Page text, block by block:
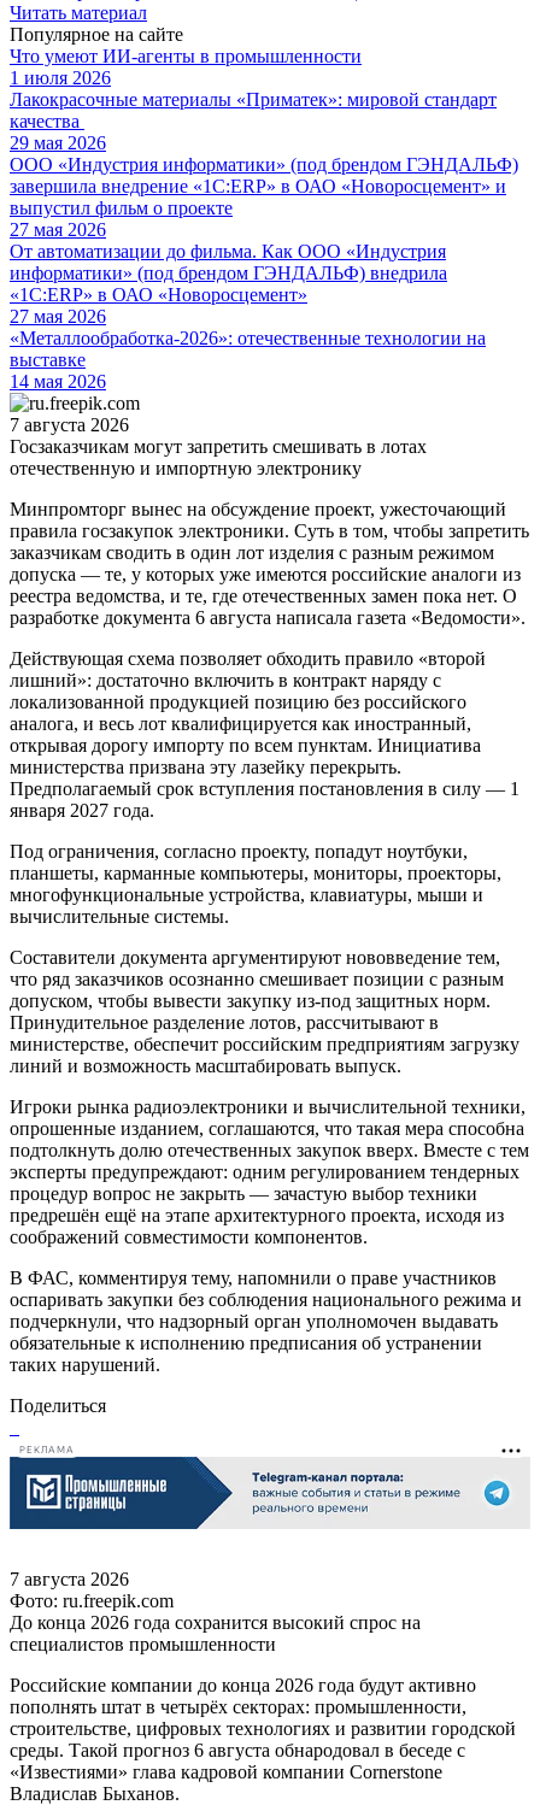
Читать материал
Популярное на сайте
Что умеют ИИ-агенты в промышленности
1 июля 2026
Лакокрасочные материалы «Приматек»: мировой стандарт
качества
29 мая 2026
ООО «Индустрия информатики» (под брендом ГЭНДАЛЬФ)
завершила внедрение «1С:ERP» в ОАО «Новоросцемент» и
выпустил фильм о проекте
27 мая 2026
От автоматизации до фильма. Как ООО «Индустрия
информатики» (под брендом ГЭНДАЛЬФ) внедрила
«1С:ERP» в ОАО «Новоросцемент»
27 мая 2026
«Металлообработка-2026»: отечественные технологии на
выставке
14 мая 2026
7 августа 2026
Госзаказчикам могут запретить смешивать в лотах
отечественную и импортную электронику
Минпромторг вынес на обсуждение проект, ужесточающий
правила госзакупок электроники. Суть в том, чтобы запретить
заказчикам сводить в один лот изделия с разным режимом
допуска — те, у которых уже имеются российские аналоги из
реестра ведомства, и те, где отечественных замен пока нет. О
разработке документа 6 августа написала газета «Ведомости».
Действующая схема позволяет обходить правило «второй
лишний»: достаточно включить в контракт наряду с
локализованной продукцией позицию без российского
аналога, и весь лот квалифицируется как иностранный,
открывая дорогу импорту по всем пунктам. Инициатива
министерства призвана эту лазейку перекрыть.
Предполагаемый срок вступления постановления в силу — 1
января 2027 года.
Под ограничения, согласно проекту, попадут ноутбуки,
планшеты, карманные компьютеры, мониторы, проекторы,
многофункциональные устройства, клавиатуры, мыши и
вычислительные системы.
Составители документа аргументируют нововведение тем,
что ряд заказчиков осознанно смешивает позиции с разным
допуском, чтобы вывести закупку из-под защитных норм.
Принудительное разделение лотов, рассчитывают в
министерстве, обеспечит российским предприятиям загрузку
линий и возможность масштабировать выпуск.
Игроки рынка радиоэлектроники и вычислительной техники,
опрошенные изданием, соглашаются, что такая мера способна
подтолкнуть долю отечественных закупок вверх. Вместе с тем
эксперты предупреждают: одним регулированием тендерных
процедур вопрос не закрыть — зачастую выбор техники
предрешён ещё на этапе архитектурного проекта, исходя из
соображений совместимости компонентов.
В ФАС, комментируя тему, напомнили о праве участников
оспаривать закупки без соблюдения национального режима и
подчеркнули, что надзорный орган уполномочен выдавать
обязательные к исполнению предписания об устранении
таких нарушений.
Поделиться
РЕКЛАМА
7 августа 2026
Фото: ru.freepik.com
До конца 2026 года сохранится высокий спрос на
специалистов промышленности
Российские компании до конца 2026 года будут активно
пополнять штат в четырёх секторах: промышленности,
строительстве, цифровых технологиях и развитии городской
среды. Такой прогноз 6 августа обнародовал в беседе с
«Известиями» глава кадровой компании Cornerstone
Владислав Быханов.